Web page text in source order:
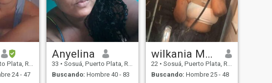
Dominicana
24 - 47
Anyelina
33 • Sosuá, Puerto Plata, Rep. Dominicana
Buscando: Hombre 40 - 83
wilkania Martiez
22 • Sosuá, Puerto Plata, Rep. Dominicana
Buscando: Hombre 25 - 48